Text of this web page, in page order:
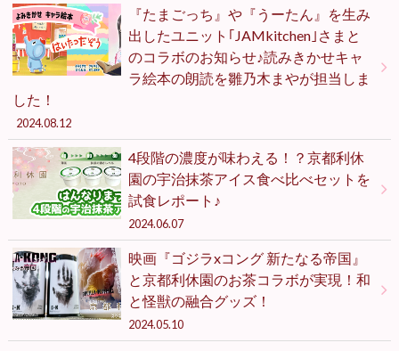
『たまごっち』や『うーたん』を生み
出したユニット｢JAMkitchen｣さまと
のコラボのお知らせ♪読みきかせキャ
ラ絵本の朗読を雛乃木まやが担当しま
した！
2024.08.12
4段階の濃度が味わえる！？京都利休
園の宇治抹茶アイス食べ比べセットを
試食レポート♪
2024.06.07
映画『ゴジラxコング 新たなる帝国』
と京都利休園のお茶コラボが実現！和
と怪獣の融合グッズ！
2024.05.10